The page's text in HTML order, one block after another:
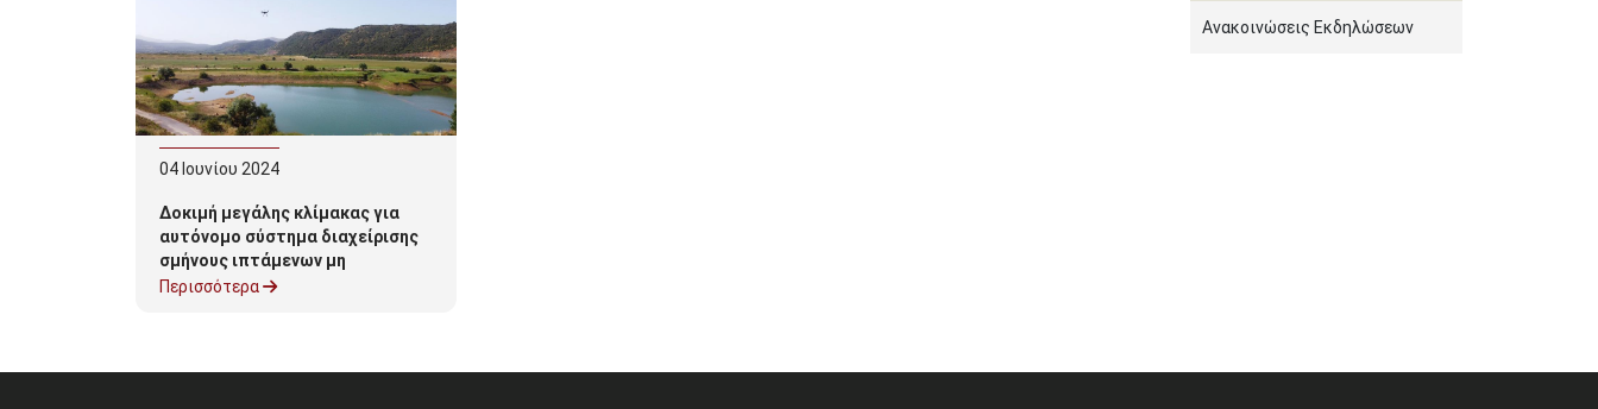
04 Ιουνίου 2024
Δοκιμή μεγάλης κλίμακας για
αυτόνομο σύστημα διαχείρισης
σμήνους ιπτάμενων μη
επανδρωμένων οχημάτων
Περισσότερα
Ανακοινώσεις Εκδηλώσεων